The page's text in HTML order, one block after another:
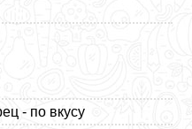
- по вкусу